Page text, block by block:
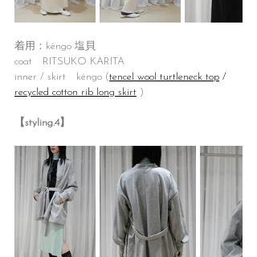
着用：kéngo 塩貝
coat　RITSUKO KARITA
inner / skirt　kéngo (tencel wool turtleneck top /
recycled cotton rib long skirt )
【styling.4】